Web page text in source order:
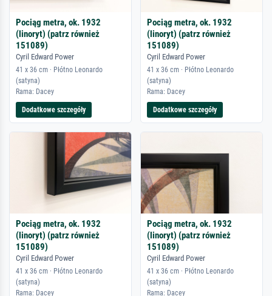
Pociąg metra, ok. 1932
(linoryt) (patrz również
151089)
Cyril Edward Power
41 x 36 cm · Płótno Leonardo
(satyna)
Rama: Dacey
Dodatkowe szczegóły
Pociąg metra, ok. 1932
(linoryt) (patrz również
151089)
Cyril Edward Power
41 x 36 cm · Płótno Leonardo
(satyna)
Rama: Dacey
Dodatkowe szczegóły
Pociąg metra, ok. 1932
(linoryt) (patrz również
151089)
Cyril Edward Power
41 x 36 cm · Płótno Leonardo
(satyna)
Rama: Dacey
Pociąg metra, ok. 1932
(linoryt) (patrz również
151089)
Cyril Edward Power
41 x 36 cm · Płótno Leonardo
(satyna)
Rama: Dacey